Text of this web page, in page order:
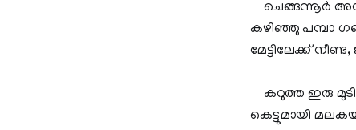
ചെങ്ങന്നൂര്‍
കഴിഞ്ഞു പമ്പാ
മേട്ടിലേക്ക്
കറുത്ത ഇരു മുടി
കെട്ടുമായി